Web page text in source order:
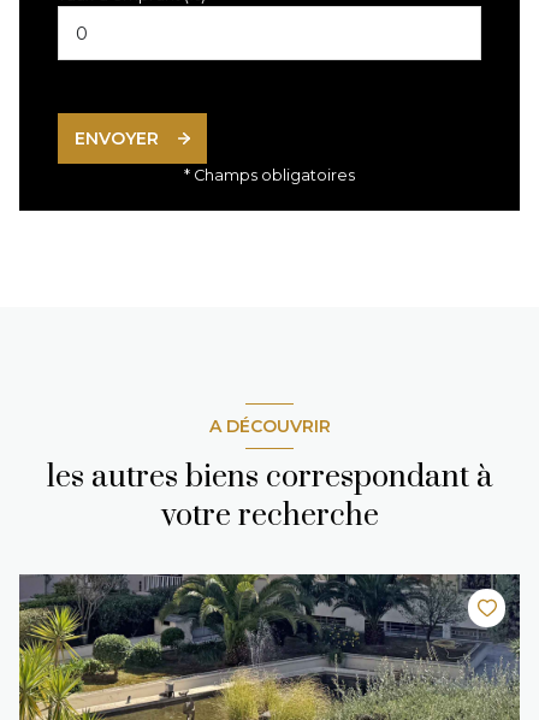
ENVOYER
* Champs obligatoires
A DÉCOUVRIR
les autres biens correspondant à
votre recherche